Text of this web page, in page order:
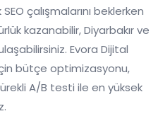
çalışmalarını beklerken
kazanabilir, Diyarbakır ve
Evora Dijital
bütçe optimizasyonu,
A/B testi ile en yüksek